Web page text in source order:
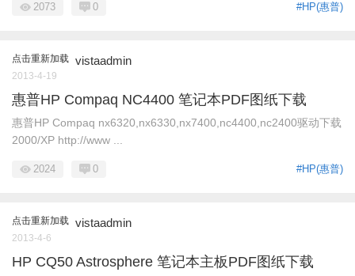
#HP(惠普)
2073 0
点击重新加载 vistaadmin
2013-4-19
惠普HP Compaq NC4400 笔记本PDF图纸下载
惠普HP Compaq nx6320,nx6330,nx7400,nc4400,nc2400驱动下载
2000/XP http://www ...
#HP(惠普)
2024 0
点击重新加载 vistaadmin
2013-4-6
HP CQ50 Astrosphere 笔记本主板PDF图纸下载